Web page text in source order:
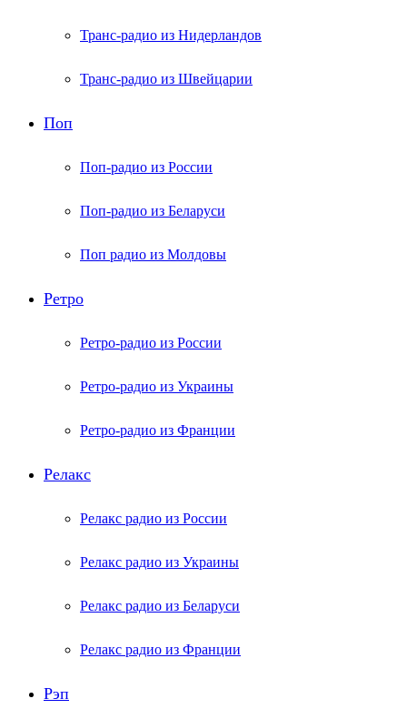
Транс-радио из Нидерландов
Транс-радио из Швейцарии
Поп
Поп-радио из России
Поп-радио из Беларуси
Поп радио из Молдовы
Ретро
Ретро-радио из России
Ретро-радио из Украины
Ретро-радио из Франции
Релакс
Релакс радио из России
Релакс радио из Украины
Релакс радио из Беларуси
Релакс радио из Франции
Рэп